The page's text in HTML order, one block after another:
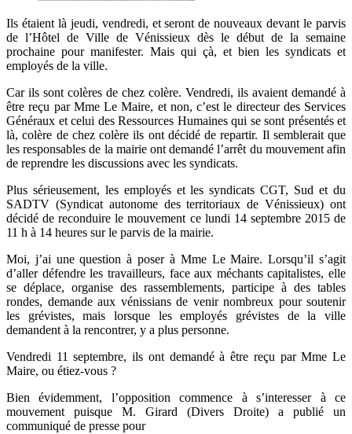
Ils étaient là jeudi, vendredi, et seront de nouveaux devant le parvis
de l’Hôtel de Ville de Vénissieux dès le début de la semaine
prochaine pour manifester. Mais qui çà, et bien les syndicats et
employés de la ville.
Car ils sont colères de chez colère. Vendredi, ils avaient demandé à
être reçu par Mme Le Maire, et non, c’est le directeur des Services
Généraux et celui des Ressources Humaines qui se sont présentés et
là, colère de chez colère ils ont décidé de repartir. Il semblerait que
les responsables de la mairie ont demandé l’arrêt du mouvement afin
de reprendre les discussions avec les syndicats.
Plus sérieusement, les employés et les syndicats CGT, Sud et du
SADTV (Syndicat autonome des territoriaux de Vénissieux) ont
décidé de reconduire le mouvement ce lundi 14 septembre 2015 de
11 h à 14 heures sur le parvis de la mairie.
Moi, j’ai une question à poser à Mme Le Maire. Lorsqu’il s’agit
d’aller défendre les travailleurs, face aux méchants capitalistes, elle
se déplace, organise des rassemblements, participe à des tables
rondes, demande aux vénissians de venir nombreux pour soutenir
les grévistes, mais lorsque les employés grévistes de la ville
demandent à la rencontrer, y a plus personne.
Vendredi 11 septembre, ils ont demandé à être reçu par Mme Le
Maire, ou étiez-vous ?
Bien évidemment, l’opposition commence à s’interesser à ce
mouvement puisque M. Girard (Divers Droite) a publié un
communiqué de presse pour